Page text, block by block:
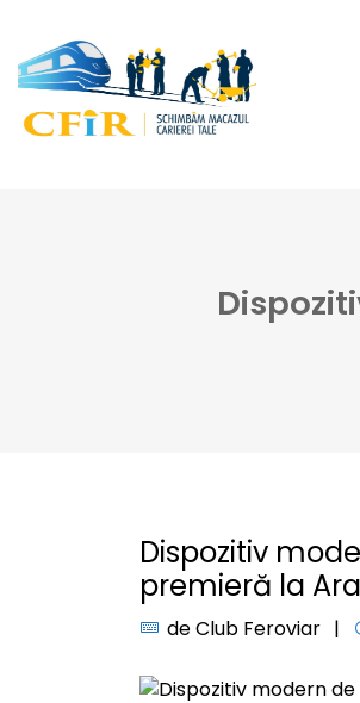
Dispozitiv
premieră la
deClub Feroviar